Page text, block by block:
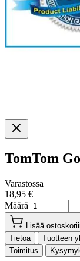
TomTom
Varastossa
18,95 €
Määrä
Lisää
Tietoa
Tuotteen
Toimitus